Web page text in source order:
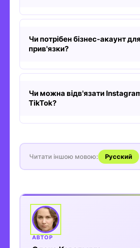
Чи потрібен бізнес-акаунт для
прив'язки?
Чи можна відв'язати
TikTok?
Читати іншою мовою: Русский